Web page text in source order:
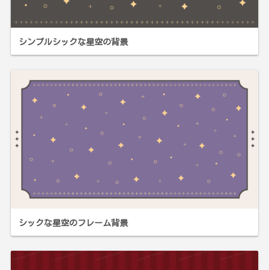
シンプルシックな星空の背景
シックな星空のフレーム背景